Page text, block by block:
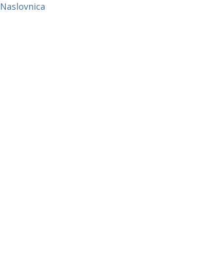
Naslovnica